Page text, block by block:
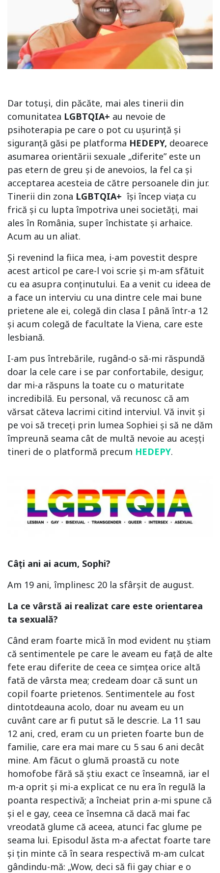
Dar totuși, din păcăte, mai ales tinerii din
comunitatea LGBTQIA+ au nevoie de
psihoterapia pe care o pot cu ușurință și
siguranță găsi pe platforma HEDEPY, deoarece
asumarea orientării sexuale „diferite” este un
pas etern de greu și de anevoios, la fel ca și
acceptarea acesteia de către persoanele din jur.
Tinerii din zona LGBTQIA+ își încep viața cu
frică și cu lupta împotriva unei societăți, mai
ales în România, super închistate și arhaice.
Acum au un aliat.
Și revenind la fiica mea, i-am povestit despre
acest articol pe care-l voi scrie și m-am sfătuit
cu ea asupra conținutului. Ea a venit cu ideea de
a face un interviu cu una dintre cele mai bune
prietene ale ei, colegă din clasa I până într-a 12
și acum colegă de facultate la Viena, care este
lesbiană.
I-am pus întrebările, rugând-o să-mi răspundă
doar la cele care i se par confortabile, desigur,
dar mi-a răspuns la toate cu o maturitate
incredibilă. Eu personal, vă recunosc că am
vărsat căteva lacrimi citind interviul. Vă invit și
pe voi să treceți prin lumea Sophiei și să ne dăm
împreună seama cât de multă nevoie au aceșți
tineri de o platformă precum HEDEPY.
Câți ani ai acum, Sophi?
Am 19 ani, împlinesc 20 la sfârșit de august.
La ce vârstă ai realizat care este orientarea
ta sexuală?
Când eram foarte mică în mod evident nu știam
că sentimentele pe care le aveam eu față de alte
fete erau diferite de ceea ce simțea orice altă
fată de vârsta mea; credeam doar că sunt un
copil foarte prietenos. Sentimentele au fost
dintotdeauna acolo, doar nu aveam eu un
cuvânt care ar fi putut să le descrie. La 11 sau
12 ani, cred, eram cu un prieten foarte bun de
familie, care era mai mare cu 5 sau 6 ani decât
mine. Am făcut o glumă proastă cu note
homofobe fără să știu exact ce înseamnă, iar el
m-a oprit și mi-a explicat ce nu era în regulă la
poanta respectivă; a încheiat prin a-mi spune că
și el e gay, ceea ce însemna că dacă mai fac
vreodată glume că aceea, atunci fac glume pe
seama lui. Episodul ăsta m-a afectat foarte tare
și țin minte că în seara respectivă m-am culcat
gândindu-mă: „Wow, deci să fii gay chiar e o